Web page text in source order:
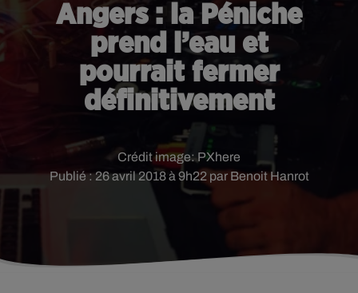
Angers : la Péniche
prend l’eau et
pourrait fermer
définitivement
Publié : 26 avril 2018 à 9h22 par Benoit Hanrot
Crédit image: PXhere